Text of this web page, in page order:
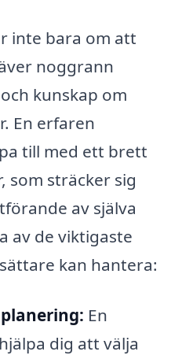
inte bara om att
noggrann
kunskap om
En erfaren
till med ett brett
som sträcker sig
av själva
av de viktigaste
kan hantera:
En
dig att välja